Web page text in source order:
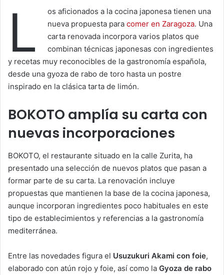
L
os aficionados a la cocina japonesa tienen una
nueva propuesta para comer en Zaragoza. Una
carta renovada incorpora varios platos que
combinan técnicas japonesas con ingredientes
y recetas muy reconocibles de la gastronomía española,
desde una gyoza de rabo de toro hasta un postre
inspirado en la clásica tarta de limón.
BOKOTO amplía su carta con
nuevas incorporaciones
BOKOTO, el restaurante situado en la calle Zurita, ha
presentado una selección de nuevos platos que pasan a
formar parte de su carta. La renovación incluye
propuestas que mantienen la base de la cocina japonesa,
aunque incorporan ingredientes poco habituales en este
tipo de establecimientos y referencias a la gastronomía
mediterránea.
Entre las novedades figura el Usuzukuri Akami con foie,
elaborado con atún rojo y foie, así como la Gyoza de rabo